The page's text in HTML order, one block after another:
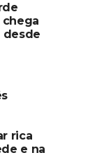
desde
rica
e na